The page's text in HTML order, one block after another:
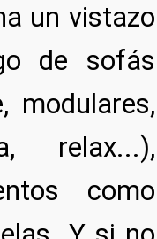
un vistazo
de sofás
modulares,
relax...),
como